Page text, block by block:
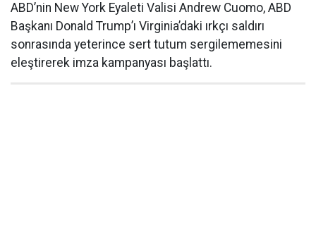
ABD’nin New York Eyaleti Valisi Andrew Cuomo, ABD
Başkanı Donald Trump’ı Virginia’daki ırkçı saldırı
sonrasında yeterince sert tutum sergilememesini
eleştirerek imza kampanyası başlattı.